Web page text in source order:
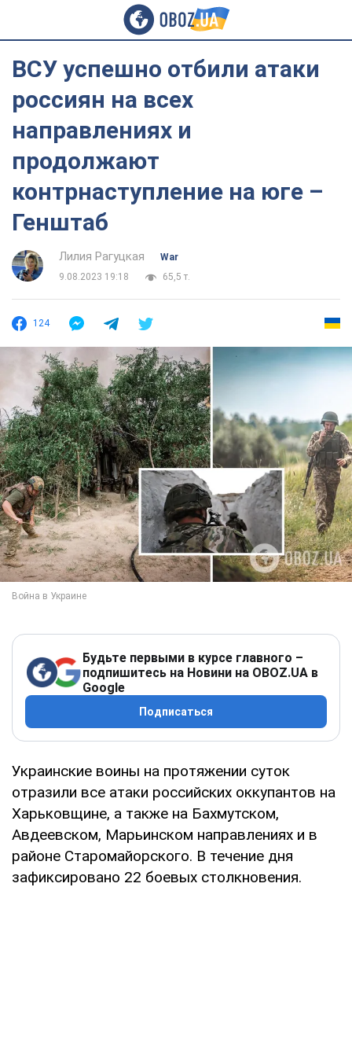
ВСУ успешно отбили атаки
россиян на всех
направлениях и
продолжают
контрнаступление на юге –
Генштаб
Лилия Рагуцкая
War
9.08.2023 19:18
65,5 т.
124
Будьте первыми в курсе главного –
подпишитесь на Новини на OBOZ.UA в
Google
Подписаться
Украинские воины на протяжении суток
отразили все атаки российских оккупантов на
Харьковщине, а также на Бахмутском,
Авдеевском, Марьинском направлениях и в
районе Старомайорского. В течение дня
зафиксировано 22 боевых столкновения.